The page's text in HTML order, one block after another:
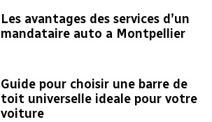
Les avantages des services d’un
mandataire auto a Montpellier
Guide pour choisir une barre de
toit universelle ideale pour votre
voiture